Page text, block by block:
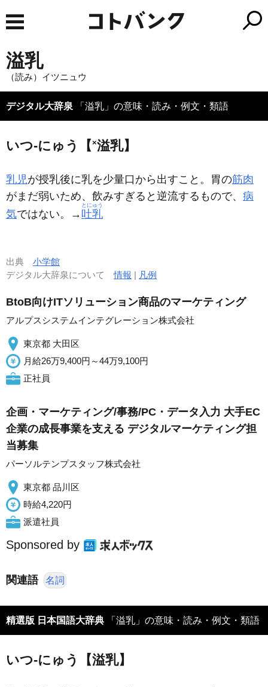
溢乳
（読み）イツニュウ
デジタル大辞泉 「溢乳」の意味・読み・例文・類語
いつ‐にゅう【 ×溢乳】
乳児が授乳後に乳を少量口から出すこと。胃の筋肉
がまだ弱いため、飲みすぎると逆流するもので、 病
気ではない。→ 吐乳
とにゅう
出典 小学館
デジタル大辞泉について情報 | 凡例
BtoB向けITソリューション商品のマーケティング
アルプスシステムインテグレーション株式会社
東京都 大田区
月給26万9,400円～44万9,100円
正社員
企画・マーケティング/事務/PC・データ入力 大手EC
企業の成長事業を支える デジタルマーケティング担
当募集
パーソルテンプスタッフ株式会社
東京都 品川区
時給4,220円
派遣社員
Sponsored by
関連語 名詞
精選版 日本国語大辞典 「溢乳」の意味・読み・例文・類語
いつ‐にゅう【溢乳】